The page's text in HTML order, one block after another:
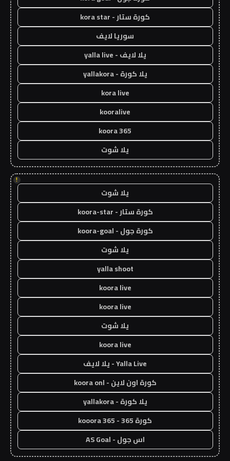
كورة ستار - kora star
سوريا لايف
يلا لايف - yalla live
يلا كورة - yallakora
kora live
kooralive
koora 365
يلا شوت
!
يلا شوت
كورة ستار - koora-star
كورة جول - koora-goal
يلا شوت
yalla shoot
koora live
koora live
يلا شوت
koora live
Yalla Live - يلا لايف
كورة اون لاين - koora onl
يلا كورة - yallakora
كورة 365 - kooora 365
اس جول - AS Goal